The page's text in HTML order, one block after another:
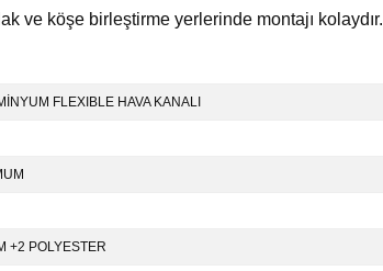
ve köşe birleştirme yerlerinde montajı kolaydır.
FLEXIBLE HAVA KANALI
+2 POLYESTER